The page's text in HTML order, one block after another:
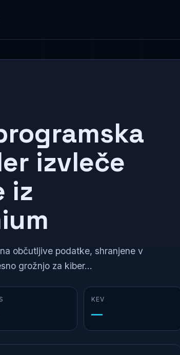
izvleče
iz
občutljive podatke, shranjene v
grožnjo za kiber...
KEV
—